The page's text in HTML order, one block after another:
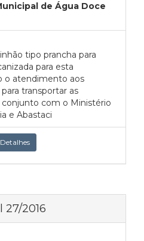
de Água Doce
tipo prancha para
para esta
o atendimento aos
transportar as
conjunto com o Ministério
e Abastaci
2016